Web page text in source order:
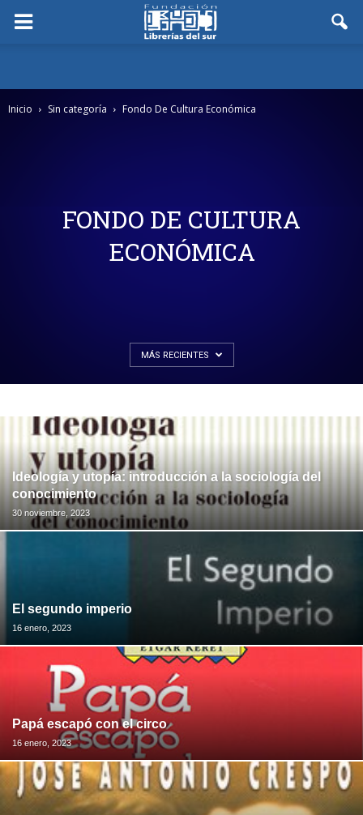
Inicio Sin categoría Fondo De Cultura Económica
FONDO DE CULTURA
ECONÓMICA
MÁS RECIENTES
Ideología y utopía: introducción a la sociología del
conocimiento
30 noviembre, 2023
El segundo imperio
16 enero, 2023
Papá escapó con el circo
16 enero, 2023